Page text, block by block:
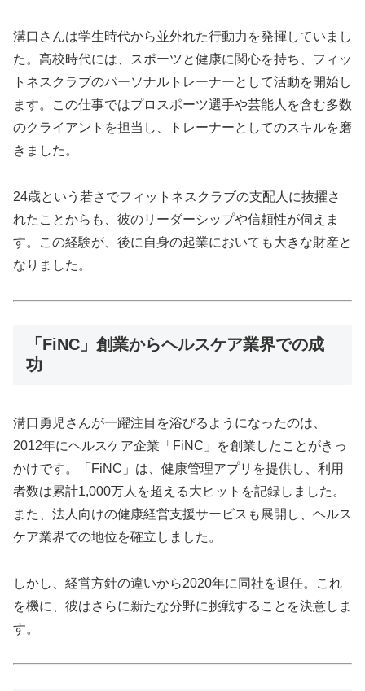
溝口さんは学生時代から並外れた行動力を発揮していまし
た。高校時代には、スポーツと健康に関心を持ち、フィッ
トネスクラブのパーソナルトレーナーとして活動を開始し
ます。この仕事ではプロスポーツ選手や芸能人を含む多数
のクライアントを担当し、トレーナーとしてのスキルを磨
きました。
24歳という若さでフィットネスクラブの支配人に抜擢さ
れたことからも、彼のリーダーシップや信頼性が伺えま
す。この経験が、後に自身の起業においても大きな財産と
なりました。
「FiNC」創業からヘルスケア業界での成
功
溝口勇児さんが一躍注目を浴びるようになったのは、
2012年にヘルスケア企業「FiNC」を創業したことがきっ
かけです。「FiNC」は、健康管理アプリを提供し、利用
者数は累計1,000万人を超える大ヒットを記録しました。
また、法人向けの健康経営支援サービスも展開し、ヘルス
ケア業界での地位を確立しました。
しかし、経営方針の違いから2020年に同社を退任。これ
を機に、彼はさらに新たな分野に挑戦することを決意しま
す。